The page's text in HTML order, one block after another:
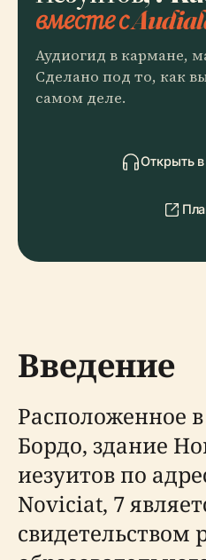
вместе с
Аудиогид в кармане,
Сделано под то, как
самом деле.
Открыть
Введение
Расположенное
Бордо, здание
иезуитов по
Noviciat, 7
свидетельством